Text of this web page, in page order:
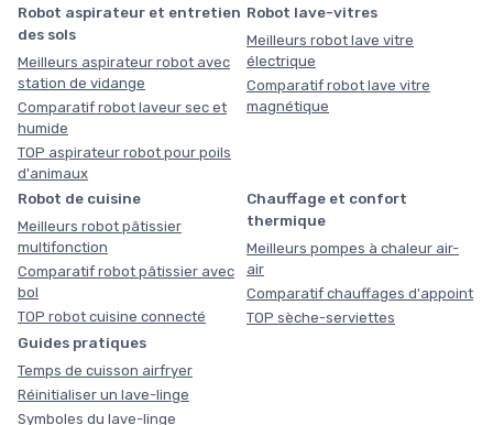
Robot aspirateur et entretien
des sols
Meilleurs aspirateur robot avec
station de vidange
Comparatif robot laveur sec et
humide
TOP aspirateur robot pour poils
d'animaux
Robot lave-vitres
Meilleurs robot lave vitre
électrique
Comparatif robot lave vitre
magnétique
Robot de cuisine
Meilleurs robot pâtissier
multifonction
Comparatif robot pâtissier avec
bol
TOP robot cuisine connecté
Chauffage et confort
thermique
Meilleurs pompes à chaleur air-
air
Comparatif chauffages d'appoint
TOP sèche-serviettes
Guides pratiques
Temps de cuisson airfryer
Réinitialiser un lave-linge
Symboles du lave-linge